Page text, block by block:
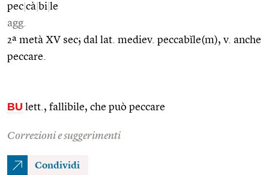
pec cà bi le
agg.
2ª metà XV sec; dal lat. mediev. peccabĭle(m), v. anche
peccare.
BU lett., fallibile, che può peccare
Correzioni e suggerimenti
Condividi